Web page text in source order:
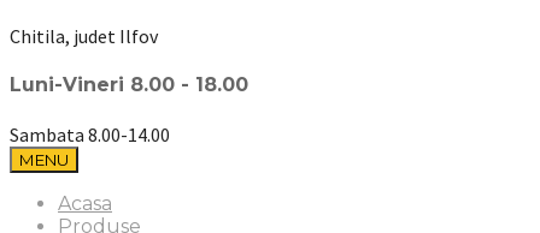
Chitila, judet Ilfov
Luni-Vineri 8.00 - 18.00
Sambata 8.00-14.00
MENU
Acasa
Produse